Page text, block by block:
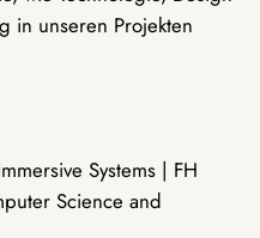
in unseren Projekten
Systems | FH
Science and